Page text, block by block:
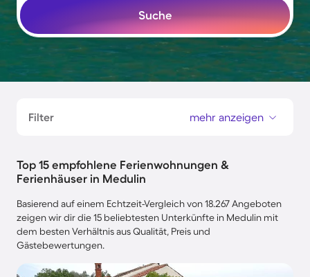
Suche
Filter mehr anzeigen
Top 15 empfohlene Ferienwohnungen &
Ferienhäuser in Medulin
Basierend auf einem Echtzeit-Vergleich von 18.267 Angeboten
zeigen wir dir die 15 beliebtesten Unterkünfte in Medulin mit
dem besten Verhältnis aus Qualität, Preis und
Gästebewertungen.